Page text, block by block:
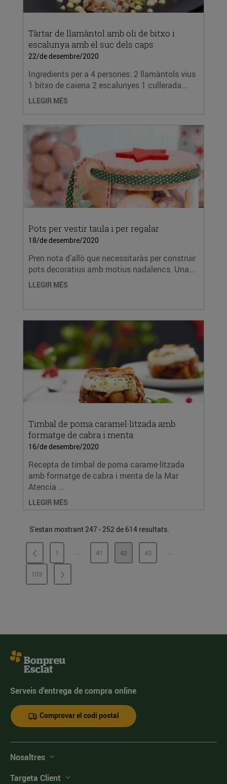
Tàrtar de llamàntol amb oli de bitxo i
escalunya amb el suc dels caps
22/de desembre/2020
Ingredients per a 4 persones: 2 llamàntols vius
1 bitxo de caiena 2 escalunyes 1 cullerada...
LLEGIR MÉS
Pots per vestir taula i per regalar
18/de desembre/2020
Pren nota d’allò que necessitaràs per construir
pots decoratius amb motius nadalencs. Una...
LLEGIR MÉS
Timbal de poma caramel·litzada amb
formatge de cabra i menta
16/de desembre/2020
Recepta de timbal de poma carame·litzada
amb formatge de cabra i menta de la Mar
Atencia ...
LLEGIR MÉS
S'estan mostrant 247 - 252 de 614 resultats.
PÀGINA
1 ...PÀGINES INTERMÈDIES
PÀGINA
41 PÀGINA
42 PÀGINA
43 ...PÀGINES
PÀGINA
103
Serveis d'entrega de compra online
Comprovar el codi postal
Nosaltres
Targeta Client